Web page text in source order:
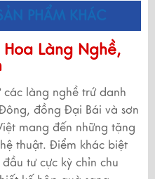
PHẨM KHÁC
Làng Nghề,
các làng nghề trứ danh
đồng Đại Bái và sơn
mang đến những tặng
thuật. Điểm khác biệt
tư cực kỳ chỉn chu